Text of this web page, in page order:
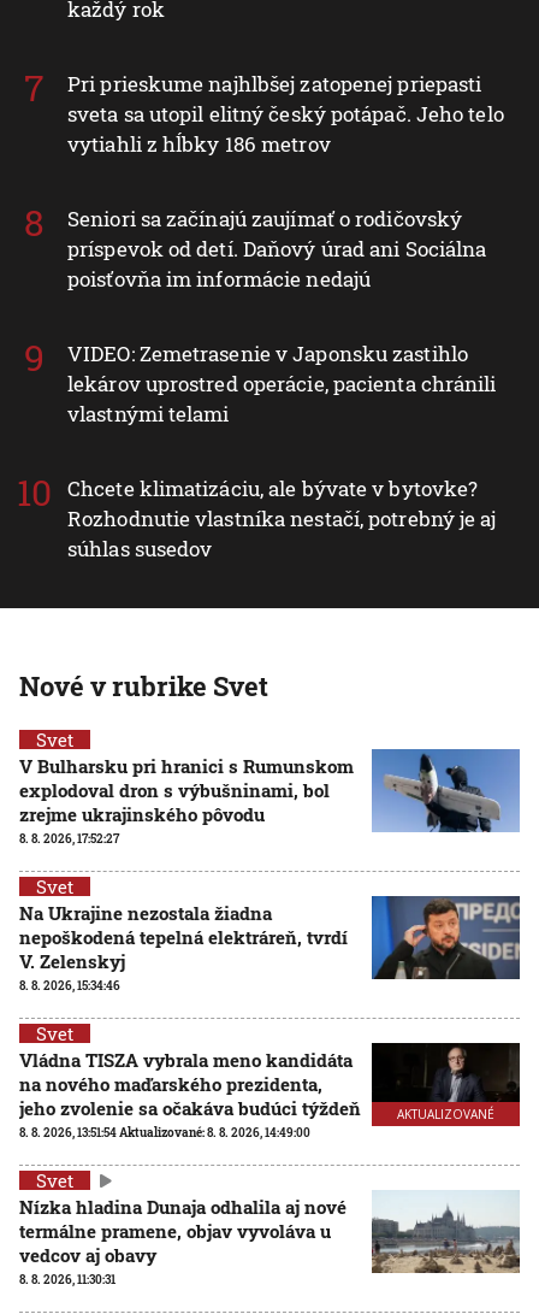
každý rok
Pri prieskume najhlbšej zatopenej priepasti
sveta sa utopil elitný český potápač. Jeho telo
vytiahli z hĺbky 186 metrov
Seniori sa začínajú zaujímať o rodičovský
príspevok od detí. Daňový úrad ani Sociálna
poisťovňa im informácie nedajú
VIDEO: Zemetrasenie v Japonsku zastihlo
lekárov uprostred operácie, pacienta chránili
vlastnými telami
Chcete klimatizáciu, ale bývate v bytovke?
Rozhodnutie vlastníka nestačí, potrebný je aj
súhlas susedov
Nové v rubrike Svet
Svet
V Bulharsku pri hranici s Rumunskom
explodoval dron s výbušninami, bol
zrejme ukrajinského pôvodu
8. 8. 2026, 17:52:27
Svet
Na Ukrajine nezostala žiadna
nepoškodená tepelná elektráreň, tvrdí
V. Zelenskyj
8. 8. 2026, 15:34:46
AKTUALIZOVANÉ
Svet
Vládna TISZA vybrala meno kandidáta
na nového maďarského prezidenta,
jeho zvolenie sa očakáva budúci týždeň
8. 8. 2026, 13:51:54Aktualizované:8. 8. 2026, 14:49:00
Svet
Nízka hladina Dunaja odhalila aj nové
termálne pramene, objav vyvoláva u
vedcov aj obavy
8. 8. 2026, 11:30:31